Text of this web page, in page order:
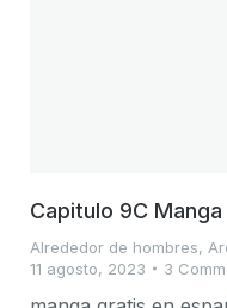
Capitulo 9C
Alrededor de hombres,
11 agosto, 2023
3